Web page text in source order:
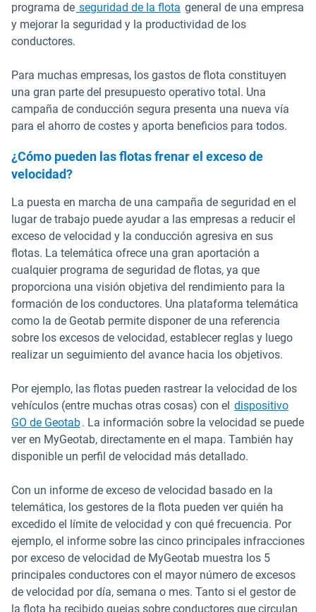
programa de seguridad de la flota general de una empresa
y mejorar la seguridad y la productividad de los
conductores.
Para muchas empresas, los gastos de flota constituyen
una gran parte del presupuesto operativo total. Una
campaña de conducción segura presenta una nueva vía
para el ahorro de costes y aporta beneficios para todos.
¿Cómo pueden las flotas frenar el exceso de
velocidad?
La puesta en marcha de una campaña de seguridad en el
lugar de trabajo puede ayudar a las empresas a reducir el
exceso de velocidad y la conducción agresiva en sus
flotas. La telemática ofrece una gran aportación a
cualquier programa de seguridad de flotas, ya que
proporciona una visión objetiva del rendimiento para la
formación de los conductores. Una plataforma telemática
como la de Geotab permite disponer de una referencia
sobre los excesos de velocidad, establecer reglas y luego
realizar un seguimiento del avance hacia los objetivos.
Por ejemplo, las flotas pueden rastrear la velocidad de los
vehículos (entre muchas otras cosas) con el dispositivo
GO de Geotab. La información sobre la velocidad se puede
ver en MyGeotab, directamente en el mapa. También hay
disponible un perfil de velocidad más detallado.
Con un informe de exceso de velocidad basado en la
telemática, los gestores de la flota pueden ver quién ha
excedido el límite de velocidad y con qué frecuencia. Por
ejemplo, el informe sobre las cinco principales infracciones
por exceso de velocidad de MyGeotab muestra los 5
principales conductores con el mayor número de excesos
de velocidad por día, semana o mes. Tanto si el gestor de
la flota ha recibido quejas sobre conductores que circulan